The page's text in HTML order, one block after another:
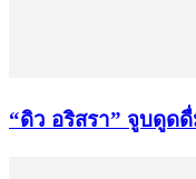
“ดิว อริสรา” จูบดูด